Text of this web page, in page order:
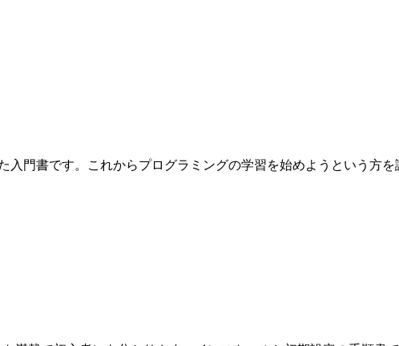
門書です。これからプログラミングの学習を始めようという方を